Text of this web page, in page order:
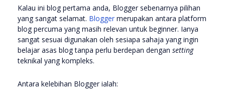
Kalau ini blog pertama anda, Blogger sebenarnya pilihan
yang sangat selamat. Blogger merupakan antara platform
blog percuma yang masih relevan untuk beginner. Ianya
sangat sesuai digunakan oleh sesiapa sahaja yang ingin
belajar asas blog tanpa perlu berdepan dengan setting
teknikal yang kompleks.
Antara kelebihan Blogger ialah: